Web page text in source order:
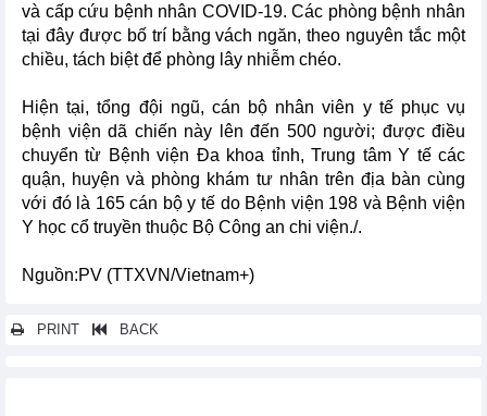
và cấp cứu bệnh nhân COVID-19. Các phòng bệnh nhân
tại đây được bố trí bằng vách ngăn, theo nguyên tắc một
chiều, tách biệt để phòng lây nhiễm chéo.
Hiện tại, tổng đội ngũ, cán bộ nhân viên y tế phục vụ
bệnh viện dã chiến này lên đến 500 người; được điều
chuyển từ Bệnh viện Đa khoa tỉnh, Trung tâm Y tế các
quận, huyện và phòng khám tư nhân trên địa bàn cùng
với đó là 165 cán bộ y tế do Bệnh viện 198 và Bệnh viện
Y học cổ truyền thuộc Bộ Công an chi viện./.
Nguồn:PV (TTXVN/Vietnam+)
PRINT BACK